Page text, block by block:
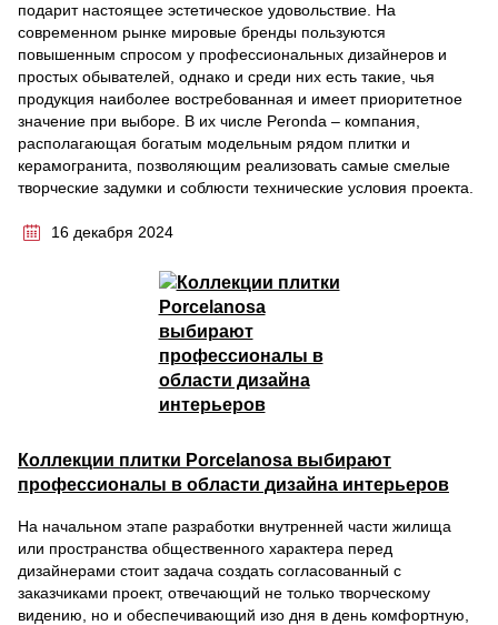
подарит настоящее эстетическое удовольствие. На
современном рынке мировые бренды пользуются
повышенным спросом у профессиональных дизайнеров и
простых обывателей, однако и среди них есть такие, чья
продукция наиболее востребованная и имеет приоритетное
значение при выборе. В их числе Peronda – компания,
располагающая богатым модельным рядом плитки и
керамогранита, позволяющим реализовать самые смелые
творческие задумки и соблюсти технические условия проекта.
16 декабря 2024
Коллекции плитки Porcelanosa выбирают
профессионалы в области дизайна интерьеров
На начальном этапе разработки внутренней части жилища
или пространства общественного характера перед
дизайнерами стоит задача создать согласованный с
заказчиками проект, отвечающий не только творческому
видению, но и обеспечивающий изо дня в день комфортную,